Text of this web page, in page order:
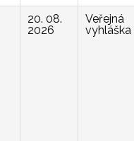
20. 08.
2026
Veřejná
vyhláška